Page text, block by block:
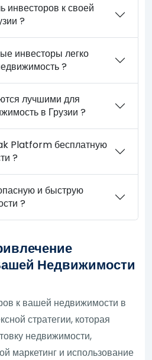
инвесторов к своей
?
инвесторы легко
?
лучшими для
в Грузии ?
Platform бесплатную
?
и быструю
?
Недвижимости
к вашей недвижимости в
стратегии, которая
недвижимости,
маркетинг и использование